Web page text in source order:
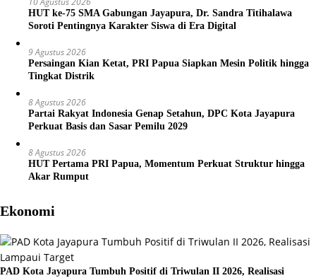
HUT ke-75 SMA Gabungan Jayapura, Dr. Sandra Titihalawa
Soroti Pentingnya Karakter Siswa di Era Digital
9 Agustus 2026
Persaingan Kian Ketat, PRI Papua Siapkan Mesin Politik hingga
Tingkat Distrik
8 Agustus 2026
Partai Rakyat Indonesia Genap Setahun, DPC Kota Jayapura
Perkuat Basis dan Sasar Pemilu 2029
8 Agustus 2026
HUT Pertama PRI Papua, Momentum Perkuat Struktur hingga
Akar Rumput
Ekonomi
PAD Kota Jayapura Tumbuh Positif di Triwulan II 2026, Realisasi